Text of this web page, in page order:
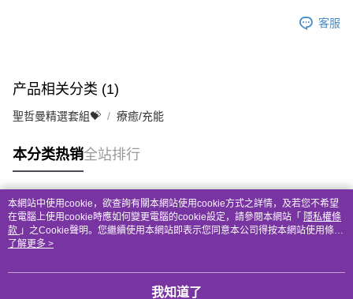
客服
产品相关分类 (1)
聖哲曼精選套組💝 療癒/充能
本分类热销全站排行
热门标签
本網站中使用cookie，欲查詢有關本網站使用cookie方式之詳情，及若您不希望
在電腦上使用cookie時應如何變更電腦的cookie設定，請參閱本網站「 隱私權條
款 」之Cookie聲明。您繼續使用本網站即表示您同意本公司得按本網站使用條款
之Cookie聲明使用cookie。
了解更多 >
我知道了